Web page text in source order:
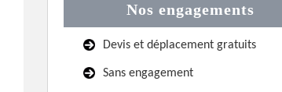
Nos engagements
Devis et déplacement gratuits
Sans engagement